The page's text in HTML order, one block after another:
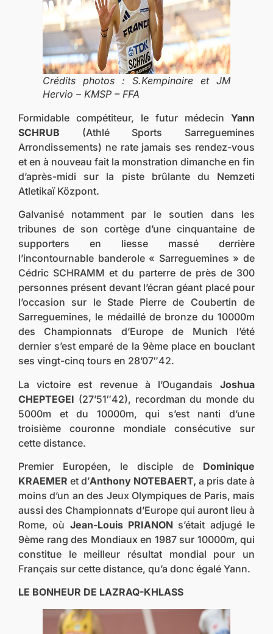
Crédits photos : S.Kempinaire et JM
Hervio – KMSP – FFA
Formidable compétiteur, le futur médecin Yann
SCHRUB (Athlé Sports Sarreguemines
Arrondissements) ne rate jamais ses rendez-vous
et en à nouveau fait la monstration dimanche en fin
d’après-midi sur la piste brûlante du Nemzeti
Atletikaï Központ.
Galvanisé notamment par le soutien dans les
tribunes de son cortège d’une cinquantaine de
supporters en liesse massé derrière
l’incontournable banderole « Sarreguemines » de
Cédric SCHRAMM et du parterre de près de 300
personnes présent devant l’écran géant placé pour
l’occasion sur le Stade Pierre de Coubertin de
Sarreguemines, le médaillé de bronze du 10000m
des Championnats d’Europe de Munich l’été
dernier s’est emparé de la 9ème place en bouclant
ses vingt-cinq tours en 28’07″42.
La victoire est revenue à l’Ougandais Joshua
CHEPTEGEI (27’51″42), recordman du monde du
5000m et du 10000m, qui s’est nanti d’une
troisième couronne mondiale consécutive sur
cette distance.
Premier Européen, le disciple de Dominique
KRAEMER et d’Anthony NOTEBAERT, a pris date à
moins d’un an des Jeux Olympiques de Paris, mais
aussi des Championnats d’Europe qui auront lieu à
Rome, où Jean-Louis PRIANON s’était adjugé le
9ème rang des Mondiaux en 1987 sur 10000m, qui
constitue le meilleur résultat mondial pour un
Français sur cette distance, qu’a donc égalé Yann.
LE BONHEUR DE LAZRAQ-KHLASS